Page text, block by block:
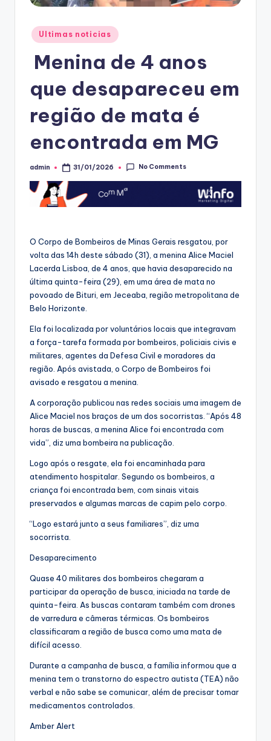
Posted
in
Ultimas noticias
Menina de 4 anos
que desapareceu em
região de mata é
encontrada em MG
Posted
admin 31/01/2026 No Comments
O Corpo de Bombeiros de Minas Gerais resgatou, por
volta das 14h deste sábado (31), a menina Alice Maciel
Lacerda Lisboa, de 4 anos, que havia desaparecido na
última quinta-feira (29), em uma área de mata no
povoado de Bituri, em Jeceaba, região metropolitana de
Belo Horizonte.
Ela foi localizada por voluntários locais que integravam
a força-tarefa formada por bombeiros, policiais civis e
militares, agentes da Defesa Civil e moradores da
região. Após avistada, o Corpo de Bombeiros foi
avisado e resgatou a menina.
A corporação publicou nas redes sociais uma imagem de
Alice Maciel nos braços de um dos socorristas. “Após 48
horas de buscas, a menina Alice foi encontrada com
vida”, diz uma bombeira na publicação.
Logo após o resgate, ela foi encaminhada para
atendimento hospitalar. Segundo os bombeiros, a
criança foi encontrada bem, com sinais vitais
preservados e algumas marcas de capim pelo corpo.
“Logo estará junto a seus familiares”, diz uma
socorrista.
Desaparecimento
Quase 40 militares dos bombeiros chegaram a
participar da operação de busca, iniciada na tarde de
quinta-feira. As buscas contaram também com drones
de varredura e câmeras térmicas. Os bombeiros
classificaram a região de busca como uma mata de
difícil acesso.
Durante a campanha de busca, a família informou que a
menina tem o transtorno do espectro autista (TEA) não
verbal e não sabe se comunicar, além de precisar tomar
medicamentos controlados.
Amber Alert